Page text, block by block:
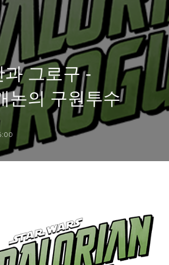
과 그로구 -
논의 구원투수